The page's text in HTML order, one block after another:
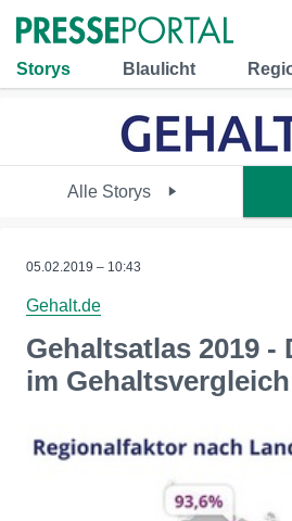
Storys Blaulicht
Alle Storys
05.02.2019 – 10:43
Gehalt.de
Gehaltsatlas 2019 -
im Gehaltsvergleich